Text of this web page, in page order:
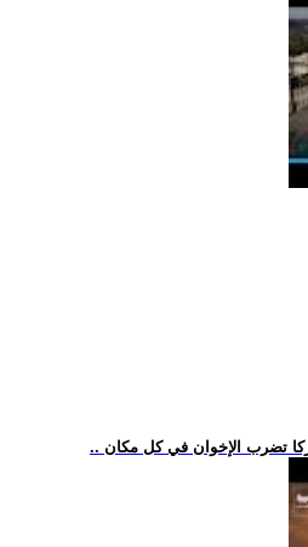
تضرب الإخوان في كل مكان